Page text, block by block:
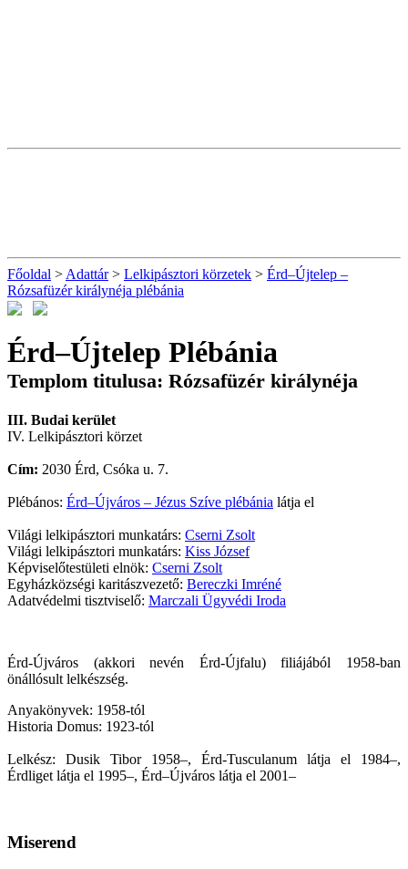
Főoldal > Adattár> Lelkipásztori körzetek > Érd–Újtelep –
Rózsafüzér királynéja plébánia
Érd–Újtelep Plébánia
Templom titulusa: Rózsafüzér királynéja
III. Budai kerület
IV. Lelkipásztori körzet
Cím: 2030 Érd, Csóka u. 7.
Plébános: Érd–Újváros – Jézus Szíve plébánia látja el
Világi lelkipásztori munkatárs: Cserni Zsolt
Világi lelkipásztori munkatárs: Kiss József
Képviselőtestületi elnök: Cserni Zsolt
Egyházközségi karitászvezető: Bereczki Imréné
Adatvédelmi tisztviselő: Marczali Ügyvédi Iroda
Érd-Újváros (akkori nevén Érd-Újfalu) filiájából 1958-ban
önállósult lelkészség.
Anyakönyvek: 1958-tól
Historia Domus: 1923-tól
Lelkész: Dusik Tibor 1958–, Érd-Tusculanum látja el 1984–,
Érdliget látja el 1995–, Érd–Újváros látja el 2001–
Miserend